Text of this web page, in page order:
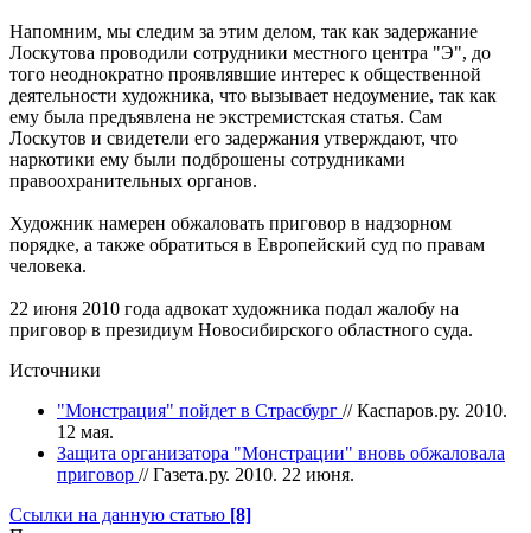
Напомним, мы следим за этим делом, так как задержание
Лоскутова проводили сотрудники местного центра "Э", до
того неоднократно проявлявшие интерес к общественной
деятельности художника, что вызывает недоумение, так как
ему была предъявлена не экстремистская статья. Сам
Лоскутов и свидетели его задержания утверждают, что
наркотики ему были подброшены сотрудниками
правоохранительных органов.
Художник намерен обжаловать приговор в надзорном
порядке, а также обратиться в Европейский суд по правам
человека.
22 июня 2010 года адвокат художника подал жалобу на
приговор в президиум Новосибирского областного суда.
Источники
"Монстрация" пойдет в Страсбург // Каспаров.ру. 2010.
12 мая.
Защита организатора "Монстрации" вновь обжаловала
приговор // Газета.ру. 2010. 22 июня.
Ссылки на данную статью [8]